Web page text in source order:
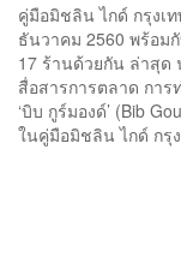
คู่มือมิชลิน ไกด์ กรุงเ
ธันวาคม 2560 พร้อม
17 ร้านด้วยกัน ล่าสุด
สื่อสารการตลาด การ
‘บิบ กูร์มองด์’ (Bib
ในคู่มือมิชลิน ไกด์ กรุ